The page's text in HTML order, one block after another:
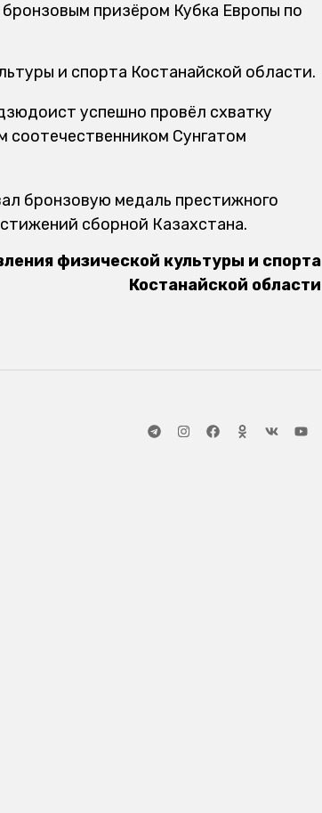
призёром Кубка Европы по
и спорта Костанайской области.
успешно провёл схватку
соотечественником Сунгатом
бронзовую медаль престижного
сборной Казахстана.
физической культуры и спорта
Костанайской области